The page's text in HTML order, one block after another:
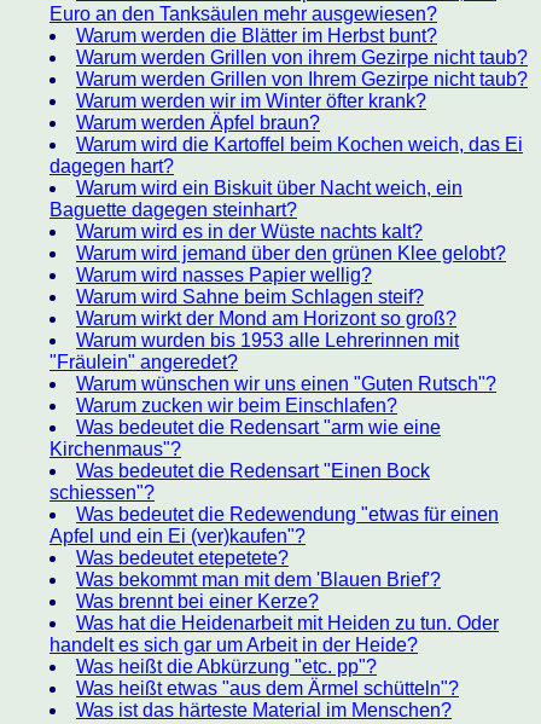
Euro an den Tanksäulen mehr ausgewiesen?
Warum werden die Blätter im Herbst bunt?
Warum werden Grillen von ihrem Gezirpe nicht taub?
Warum werden Grillen von Ihrem Gezirpe nicht taub?
Warum werden wir im Winter öfter krank?
Warum werden Äpfel braun?
Warum wird die Kartoffel beim Kochen weich, das Ei
dagegen hart?
Warum wird ein Biskuit über Nacht weich, ein
Baguette dagegen steinhart?
Warum wird es in der Wüste nachts kalt?
Warum wird jemand über den grünen Klee gelobt?
Warum wird nasses Papier wellig?
Warum wird Sahne beim Schlagen steif?
Warum wirkt der Mond am Horizont so groß?
Warum wurden bis 1953 alle Lehrerinnen mit
"Fräulein" angeredet?
Warum wünschen wir uns einen "Guten Rutsch"?
Warum zucken wir beim Einschlafen?
Was bedeutet die Redensart "arm wie eine
Kirchenmaus"?
Was bedeutet die Redensart "Einen Bock
schiessen"?
Was bedeutet die Redewendung "etwas für einen
Apfel und ein Ei (ver)kaufen"?
Was bedeutet etepetete?
Was bekommt man mit dem 'Blauen Brief'?
Was brennt bei einer Kerze?
Was hat die Heidenarbeit mit Heiden zu tun. Oder
handelt es sich gar um Arbeit in der Heide?
Was heißt die Abkürzung "etc. pp"?
Was heißt etwas "aus dem Ärmel schütteln"?
Was ist das härteste Material im Menschen?